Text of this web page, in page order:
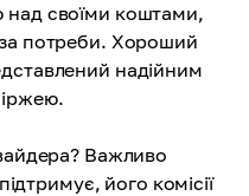
своїми коштами,
потреби. Хороший
надійним
Важливо
його комісії